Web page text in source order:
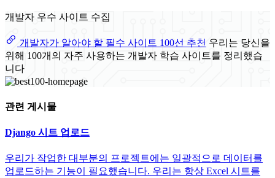
개발자 우수 사이트 수집
개발자가 알아야 할 필수 사이트 100선 추천 우리는 당신을
위해 100개의 자주 사용하는 개발자 학습 사이트를 정리했습
니다
관련 게시물
Django 시트 업로드
우리가 작업한 대부분의 프로젝트에는 일괄적으로 데이터를
업로드하는 기능이 필요했습니다. 우리는 항상 Excel 시트를